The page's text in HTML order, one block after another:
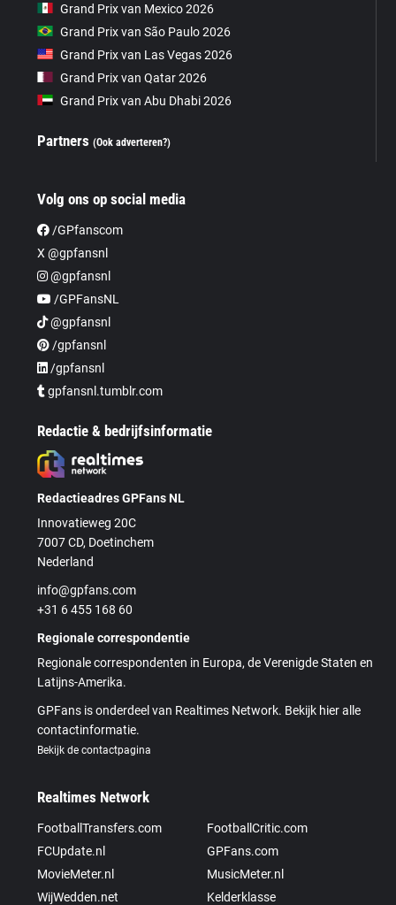
Grand Prix van Mexico 2026
Grand Prix van São Paulo 2026
Grand Prix van Las Vegas 2026
Grand Prix van Qatar 2026
Grand Prix van Abu Dhabi 2026
Partners(Ook adverteren?)
Volg ons op social media
/GPfanscom
X @gpfansnl
@gpfansnl
/GPFansNL
@gpfansnl
/gpfansnl
/gpfansnl
gpfansnl.tumblr.com
Redactie & bedrijfsinformatie
Redactieadres GPFans NL
Innovatieweg 20C
7007 CD, Doetinchem
Nederland
info@gpfans.com
+31 6 455 168 60
Regionale correspondentie
Regionale correspondenten in Europa, de Verenigde Staten en
Latijns-Amerika.
GPFans is onderdeel van Realtimes Network. Bekijk hier alle
contactinformatie.
Bekijk de contactpagina
Realtimes Network
FootballTransfers.com
FootballCritic.com
FCUpdate.nl
GPFans.com
MovieMeter.nl
MusicMeter.nl
WijWedden.net
Kelderklasse